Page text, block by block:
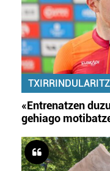
«Entrenatzen
gehiago